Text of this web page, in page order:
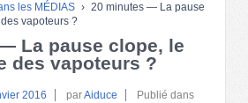
les MÉDIAS › 20 minutes — La pause
vapoteurs ?
La pause clope, le
des vapoteurs ?
2016 parAiduce
Publié dans